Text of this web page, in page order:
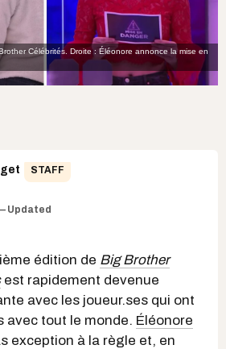
Célébrités. Droite : Éléonore annonce la mise en
STAFF
Updated
édition de Big Brother
est rapidement devenue
avec les joueur.ses qui ont
avec tout le monde. Éléonore
exception à la règle et, en